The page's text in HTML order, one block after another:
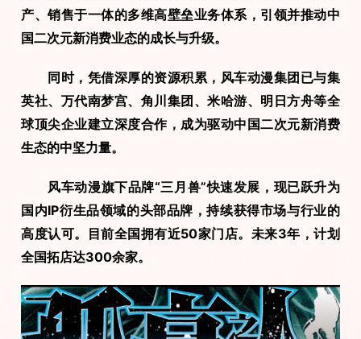
产、销售于一体的多维高壁垒业务体系，引领并推动中
国二次元新消费业态的成长与升级。
同时，凭借深厚的资源积累，风车动漫集团已与集
英社、万代南梦宫、角川集团、米哈游、明日方舟等全
球顶尖企业建立深度合作，成为驱动中国二次元新消费
生态的中坚力量。
风车动漫旗下品牌“三月兽”快速发展，现已跃升为
国内IP衍生品领域的头部品牌，持续获得市场与行业的
高度认可。目前全国拥有近50家门店。未来3年，计划
全国拓店达300余家。